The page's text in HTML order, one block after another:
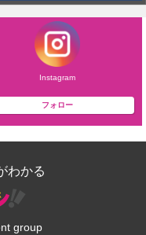
Instagram
フォロー
わかる
group